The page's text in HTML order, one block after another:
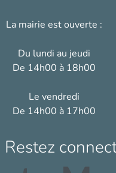
La mairie est ouverte :
Du lundi au jeudi
De 14h00 à 18h00
Le vendredi
De 14h00 à 17h00
Restez